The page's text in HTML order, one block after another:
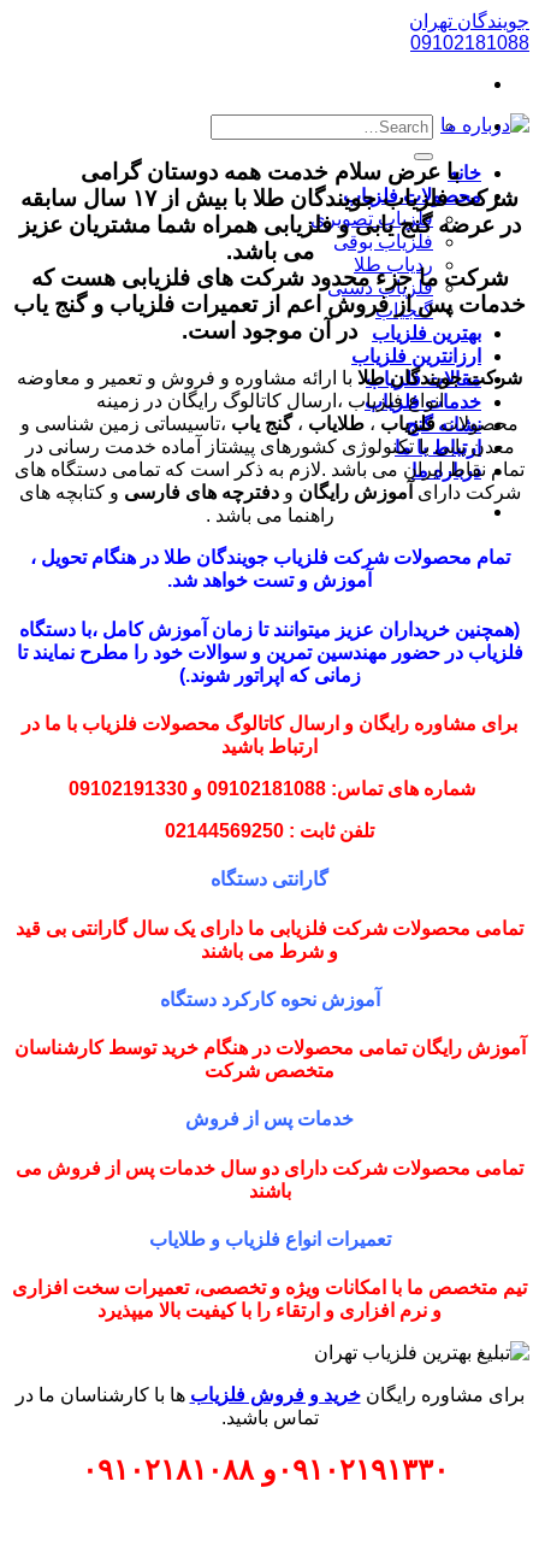
پرش
به
جویندگان تهران
09102181088
خانه
محصولات فلزیاب
فلزیاب تصویری
فلزیاب بوقی
ردیاب طلا
فلزیاب دستی
گنجیاب
بهترین فلزیاب
ارزانترین فلزیاب
مقالات فلزیاب
خدمات فلزیاب
نشانه گنج
ارتباط با ما
درباره ما
با عرض سلام خدمت همه دوستان گرامی
شرکت فلزیاب جویندگان طلا با بیش از ۱۷ سال سابقه
در عرضه گنج یابی و فلزیابی همراه شما مشتریان عزیز
می باشد.
شرکت ما جزء محدود شرکت های فلزیابی هست که
خدمات پس از فروش اعم ازتعمیرات فلزیاب و گنج یاب
در آن موجود است.
شرکت جویندگان طلا با ارائه مشاوره و فروش و تعمیر و معاوضه
انواع فلزیاب ،ارسال کاتالوگ رایگان در زمینه
محصولاتفلزیاب ، طلایاب ،گنج یاب ،تاسیساتی زمین شناسی و
معدن یابی با تکنولوژی کشورهای پیشتاز آماده خدمت رسانی در
تمام نقاط ایران می باشد .لازم به ذکر است که تمامی دستگاه های
شرکت دارای آموزش رایگان ودفترچه های فارسی و کتابچه های
راهنما می باشد .
تمام محصولات شرکت فلزیاب جویندگان طلا در هنگام تحویل ،
آموزش و تست خواهد شد.
(همچنین خریداران عزیز میتوانند تا زمان آموزش کامل ،با دستگاه
فلزیاب در حضور مهندسین تمرین و سوالات خود را مطرح نمایند تا
زمانی که اپراتور شوند.)
برای مشاوره رایگان و ارسال کاتالوگ محصولات فلزیاب با ما در
ارتباط باشید
شماره های تماس: 09102181088 و 09102191330
تلفن ثابت : 02144569250
گارانتی دستگاه
تمامی محصولات شرکت فلزیابی ما دارای یک سال گارانتی بی قید
و شرط می باشند
آموزش نحوه کارکرد دستگاه
آموزش رایگان تمامی محصولات در هنگام خرید توسط کارشناسان
متخصص شرکت
خدمات پس از فروش
تمامی محصولات شرکت دارای دو سال خدمات پس از فروش می
باشند
تعمیرات انواع فلزیاب و طلایاب
تیم متخصص ما با امکانات ویژه و تخصصی، تعمیرات سخت افزاری
و نرم افزاری و ارتقاء را با کیفیت بالا میپذیرد
برای مشاوره رایگانخرید و فروش فلزیاب ها با کارشناسان ما در
تماس باشید.
۰۹۱۰۲۱۹۱۳۳۰ و ۰۹۱۰۲۱۸۱۰۸۸